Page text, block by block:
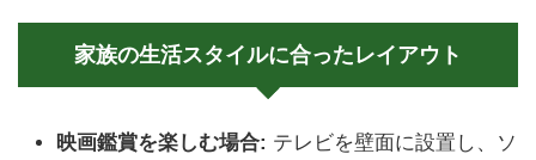
家族の生活スタイルに合ったレイアウト
映画鑑賞を楽しむ場合: テレビを壁面に設置し、ソ